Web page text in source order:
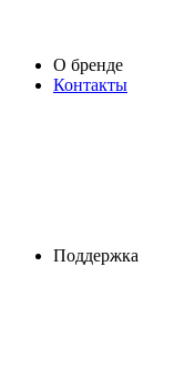
О бренде
Контакты
Поддержка